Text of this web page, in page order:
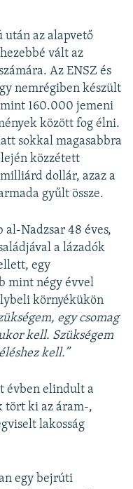
után az alapvető
vált az
Az ENSZ és
nemrégiben készült
160.000 jemeni
között fog élni.
sokkal magasabbra
közzétett
dollár, azaz a
gyűlt össze.
al-Nadzsar 48 éves,
a lázadók
egy
mint négy évvel
környékükön
egy csomag
kell. Szükségem
kell.”
évben elindult a
tört ki az áram-,
lakosság
egy bejrúti